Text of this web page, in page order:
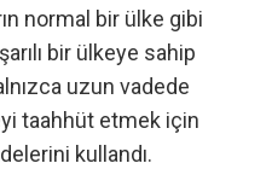
normal bir ülke gibi
bir ülkeye sahip
uzun vadede
taahhüt etmek için
kullandı.